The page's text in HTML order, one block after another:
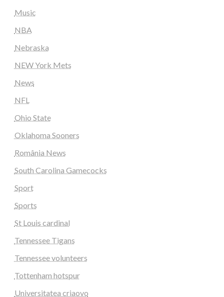
Music
NBA
Nebraska
NEW York Mets
News
NFL
Ohio State
Oklahoma Sooners
România News
South Carolina Gamecocks
Sport
Sports
St Louis cardinal
Tennessee Tigans
Tennessee volunteers
Tottenham hotspur
Universitatea criaovo